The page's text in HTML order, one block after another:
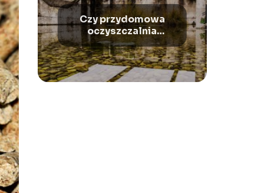
Czy przydomowa
oczyszczalnia
ścieków to
rozwiązanie dla
każdego? Wady i
zalety